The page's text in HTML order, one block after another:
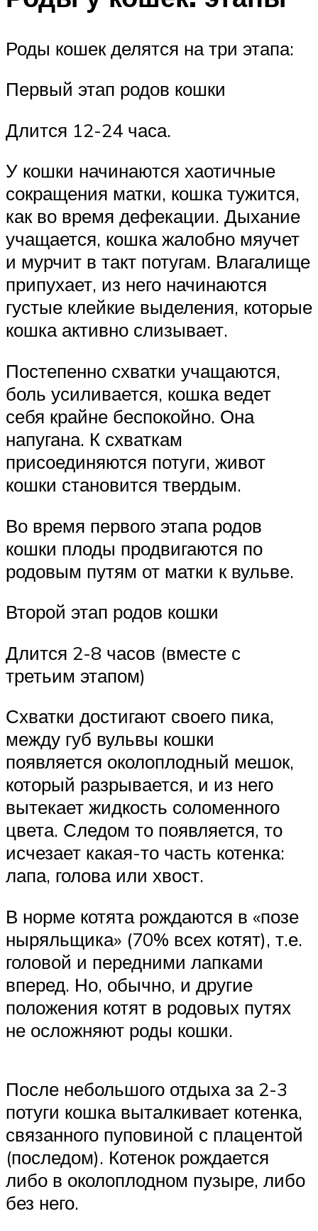
Роды кошек делятся на три этапа:
Первый этап родов кошки
Длится 12-24 часа.
У кошки начинаются хаотичные
сокращения матки, кошка тужится,
как во время дефекации. Дыхание
учащается, кошка жалобно мяучет
и мурчит в такт потугам. Влагалище
припухает, из него начинаются
густые клейкие выделения, которые
кошка активно слизывает.
Постепенно схватки учащаются,
боль усиливается, кошка ведет
себя крайне беспокойно. Она
напугана. К схваткам
присоединяются потуги, живот
кошки становится твердым.
Во время первого этапа родов
кошки плоды продвигаются по
родовым путям от матки к вульве.
Второй этап родов кошки
Длится 2-8 часов (вместе с
третьим этапом)
Схватки достигают своего пика,
между губ вульвы кошки
появляется околоплодный мешок,
который разрывается, и из него
вытекает жидкость соломенного
цвета. Следом то появляется, то
исчезает какая-то часть котенка:
лапа, голова или хвост.
В норме котята рождаются в «позе
ныряльщика» (70% всех котят), т.е.
головой и передними лапками
вперед. Но, обычно, и другие
положения котят в родовых путях
не осложняют роды кошки.
После небольшого отдыха за 2-3
потуги кошка выталкивает котенка,
связанного пуповиной с плацентой
(последом). Котенок рождается
либо в околоплодном пузыре, либо
без него.